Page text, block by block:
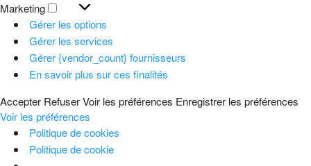
Statistiques
Marketing
Marketing
Gérer les options
Gérer les services
Gérer {vendor_count} fournisseurs
En savoir plus sur ces finalités
Accepter RefuserVoir les préférences Enregistrer les préférences
Voir les préférences
Politique de cookies
Politique de cookie